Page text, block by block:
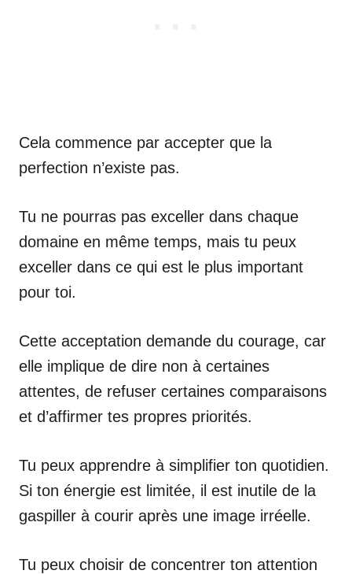
Cela commence par accepter que la
perfection n’existe pas.
Tu ne pourras pas exceller dans chaque
domaine en même temps, mais tu peux
exceller dans ce qui est le plus important
pour toi.
Cette acceptation demande du courage, car
elle implique de dire non à certaines
attentes, de refuser certaines comparaisons
et d’affirmer tes propres priorités.
Tu peux apprendre à simplifier ton quotidien.
Si ton énergie est limitée, il est inutile de la
gaspiller à courir après une image irréelle.
Tu peux choisir de concentrer ton attention